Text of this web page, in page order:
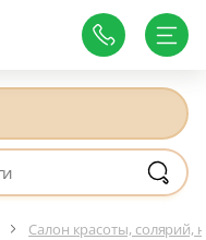
Салон красоты, солярий,